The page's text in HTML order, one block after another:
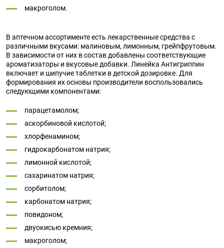
макроголом.
В аптечном ассортименте есть лекарственные средства с
различными вкусами: малиновым, лимонным, грейпфрутовым.
В зависимости от них в состав добавлены соответствующие
ароматизаторы и вкусовые добавки. Линейка Антигриппин
включает и шипучие таблетки в детской дозировке. Для
формирования их основы производители воспользовались
следующими компонентами:
парацетамолом;
аскорбиновой кислотой;
хлорфенамином;
гидрокарбонатом натрия;
лимонной кислотой;
сахаринатом натрия;
сорбитолом;
карбонатом натрия;
повидоном;
двуокисью кремния;
макроголом;